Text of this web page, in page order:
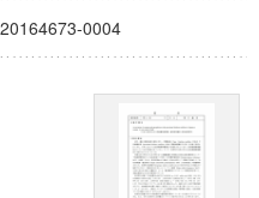
0004